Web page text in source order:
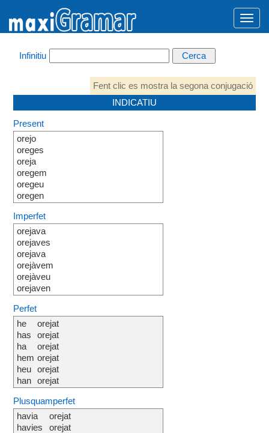
Infinitiu
Fent clic es mostra la segona conjugació
INDICATIU
Present
orejo
oreges
oreja
oregem
oregeu
oregen
Imperfet
orejava
orejaves
orejava
orejàvem
orejàveu
orejaven
Perfet
he
has
ha
hem
heu
han
orejat
orejat
orejat
orejat
orejat
orejat
Plusquamperfet
havia
havies
orejat
orejat